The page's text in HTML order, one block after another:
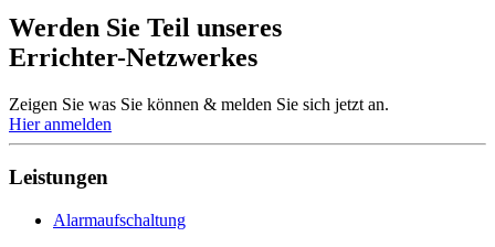
Werden Sie Teil unseres
Errichter-Netzwerkes
Zeigen Sie was Sie können & melden Sie sich jetzt an.
Hier anmelden
Leistungen
Alarmaufschaltung